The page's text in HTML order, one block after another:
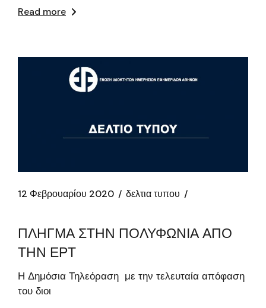
Read more
12 Φεβρουαρίου 2020 δελτια τυπου
ΠΛΗΓΜΑ ΣΤΗΝ ΠΟΛΥΦΩΝΙΑ ΑΠΟ
ΤΗΝ ΕΡΤ
Η Δημόσια Τηλεόραση με την τελευταία απόφαση
του διοι